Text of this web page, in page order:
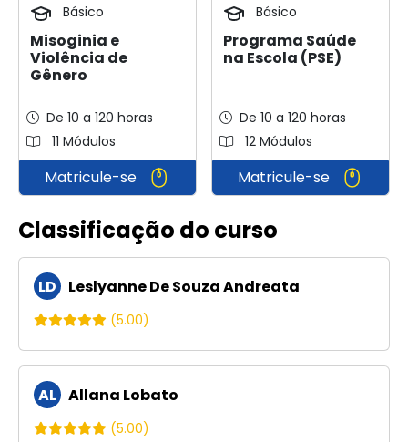
Básico
Misoginia e
Violência de
Gênero
De 10 a 120 horas
11 Módulos
Matricule-se
Básico
Programa Saúde
na Escola (PSE)
De 10 a 120 horas
12 Módulos
Matricule-se
Classificação do curso
LD Leslyanne De Souza Andreata
(5.00)
AL Allana Lobato
(5.00)